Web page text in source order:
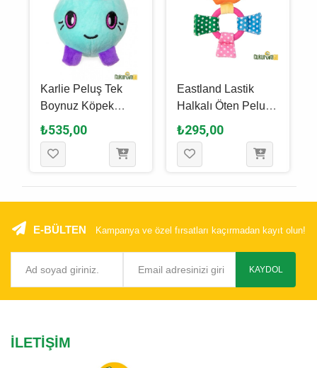
Karlie Peluş Tek
Boynuz Köpek
Oyuncağı 11 x 10 x
11 Cm
₺535,00
Eastland Lastik
Halkalı Öten Peluş
Aslan Köpek
Oyuncağı 20 Cm
₺295,00
E-BÜLTEN Kampanya ve özel fırsatları kaçırmadan kayıt olun!
KAYDOL
İLETIŞIM